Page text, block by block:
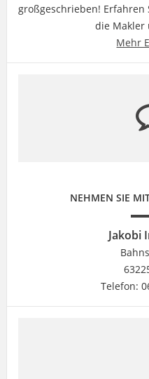
großgeschrieben!
die Makler
Mehr
NEHMEN SIE
Jakobi
Telefon: